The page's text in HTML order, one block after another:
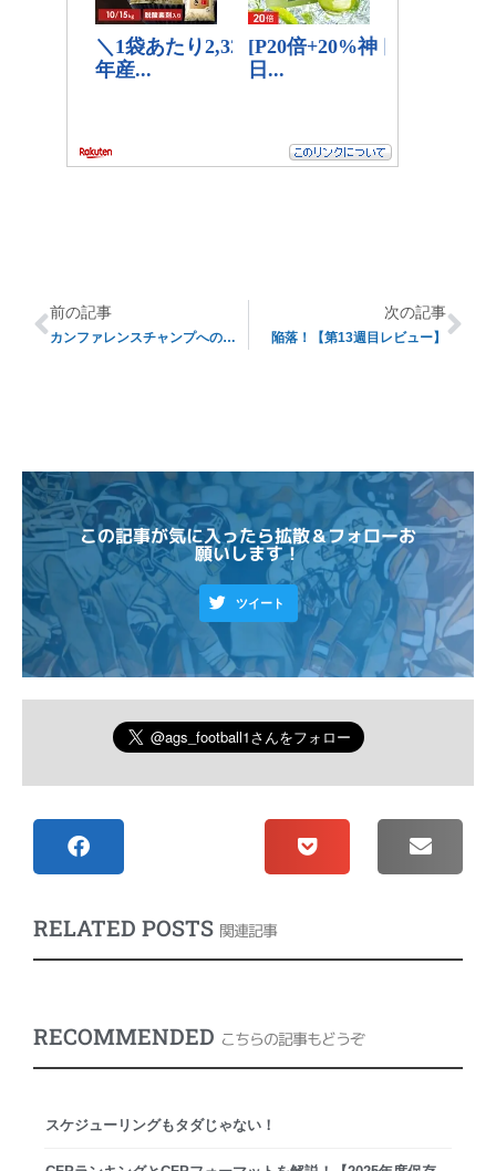
前の記事
カンファレンスチャンプへの道！【#2】
次の記事
陥落！【第13週目レビュー】
この記事が気に入ったら拡散＆フォローお
願いします！
ツイート
RELATED POSTS 関連記事
RECOMMENDED こちらの記事もどうぞ
スケジューリングもタダじゃない！